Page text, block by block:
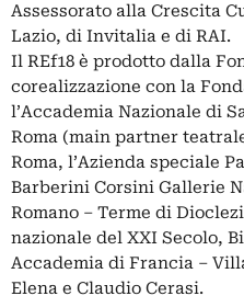
Assessorato alla Crescita
Lazio, di Invitalia e di RAI.
Il REf18 è prodotto dalla
corealizzazione con la
l’Accademia Nazionale di
Roma (main partner
Roma, l’Azienda speciale
Barberini Corsini Gallerie
Romano – Terme di
nazionale del XXI Secolo,
Accademia di Francia –
Elena e Claudio Cerasi.